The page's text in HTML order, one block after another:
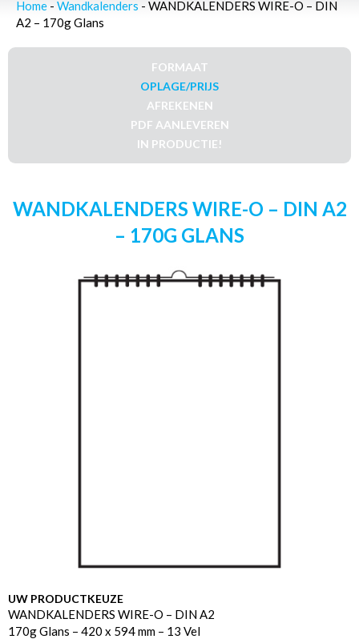
Home - Wandkalenders - WANDKALENDERS WIRE-O – DIN
A2 – 170g Glans
FORMAAT
OPLAGE/PRIJS
AFREKENEN
PDF AANLEVEREN
IN PRODUCTIE!
WANDKALENDERS WIRE-O – DIN A2
– 170G GLANS
UW PRODUCTKEUZE
WANDKALENDERS WIRE-O – DIN A2
170g Glans – 420 x 594 mm – 13 Vel